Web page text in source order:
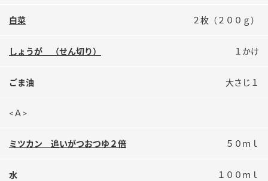
白菜 ２枚（２００ｇ）
しょうが （せん切り） １かけ
ごま油 大さじ１
<Ａ>
ミツカン 追いがつおつゆ２倍 ５０ｍｌ
水 １００ｍｌ